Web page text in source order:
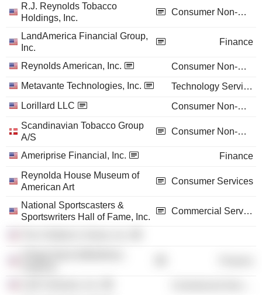
R.J. Reynolds Tobacco
Holdings, Inc.
Consumer Non-Durables
LandAmerica Financial Group,
Inc.
Finance
Reynolds American, Inc.
Consumer Non-Durables
Metavante Technologies, Inc.
Technology Services
Lorillard LLC
Consumer Non-Durables
Scandinavian Tobacco Group
A/S
Consumer Non-Durables
Ameriprise Financial, Inc.
Finance
Reynolda House Museum of
American Art
Consumer Services
National Sportscasters &
Sportswriters Hall of Fame, Inc.
Commercial Services